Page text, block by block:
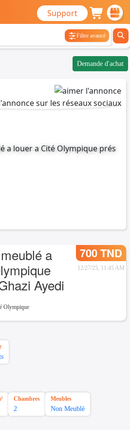
Support
Filtre avancé
Demande d'achat
a
Ayedi
700 TND
12/27/25, 11:45 AM
Olympique
Chambres
2
Meubles
Non Meublé